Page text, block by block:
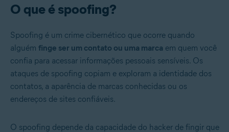
O que é spoofing?
Spoofing é um crime cibernético que ocorre quando
alguém finge ser um contato ou uma marca em quem você
confia para acessar informações pessoais sensíveis. Os
ataques de spoofing copiam e exploram a identidade dos
contatos, a aparência de marcas conhecidas ou os
endereços de sites confiáveis.
O spoofing depende da capacidade do hacker de fingir que